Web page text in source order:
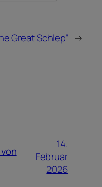
Great Schlep“ →
14.
Februar
2026